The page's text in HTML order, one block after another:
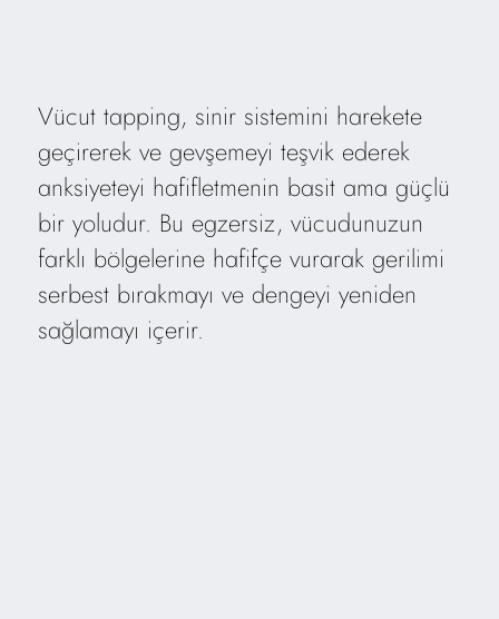
Vücut tapping, sinir sistemini harekete
geçirerek ve gevşemeyi teşvik ederek
anksiyeteyi hafifletmenin basit ama güçlü
bir yoludur. Bu egzersiz, vücudunuzun
farklı bölgelerine hafifçe vurarak gerilimi
serbest bırakmayı ve dengeyi yeniden
sağlamayı içerir.